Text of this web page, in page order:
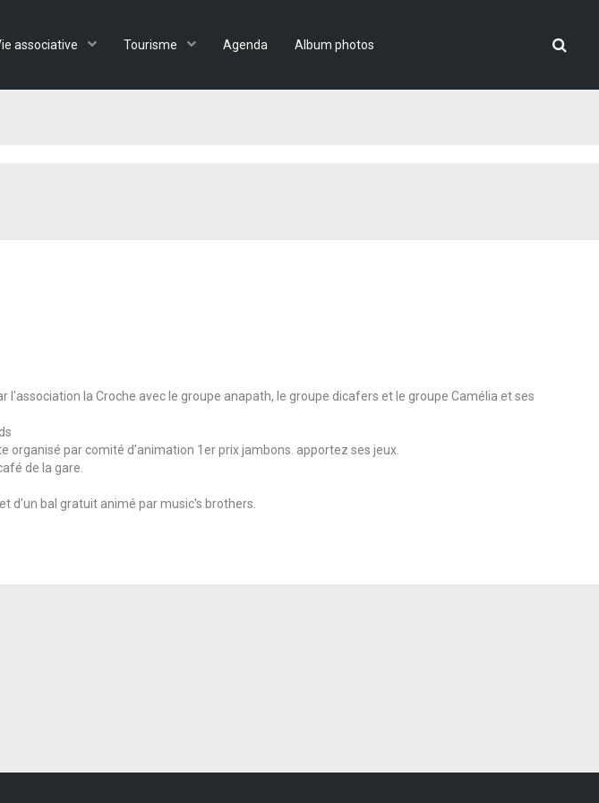
associative Tourisme Agenda Album photos
l'association la Croche avec le groupe anapath, le groupe dicafers et le groupe Camélia et ses
organisé par comité d’animation 1er prix jambons. apportez ses jeux.
de la gare.
d'un bal gratuit animé par music's brothers.